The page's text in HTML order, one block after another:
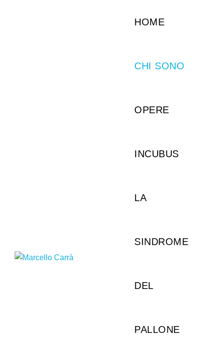
HOME
CHI SONO
OPERE
INCUBUS
LA
SINDROME
DEL
PALLONE